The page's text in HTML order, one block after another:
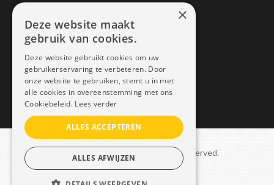
1750 Lennik
0497452898
info@dais.be
Copyright © 2021 Dais. All rights reserved.
Sitemap–GDPR
×
Deze website maakt
gebruik van cookies.
Deze website gebruikt cookies om uw
gebruikerservaring te verbeteren. Door
onze website te gebruiken, stemt u in met
alle cookies in overeenstemming met ons
Cookiebeleid. Lees verder
ALLES ACCEPTEREN
ALLES AFWIJZEN